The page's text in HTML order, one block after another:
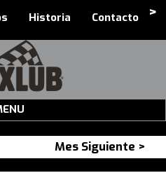
Historia Contacto >
Mes Siguiente >